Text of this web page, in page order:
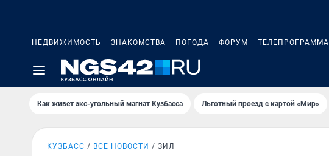
НЕДВИЖИМОСТЬ ЗНАКОМСТВА ПОГОДА ФОРУМ ТЕЛЕПРОГРАММА
Как живет экс-угольный магнат Кузбасса Льготный проезд с картой «Мир»
КУЗБАСС ВСЕ НОВОСТИ ЗИЛ